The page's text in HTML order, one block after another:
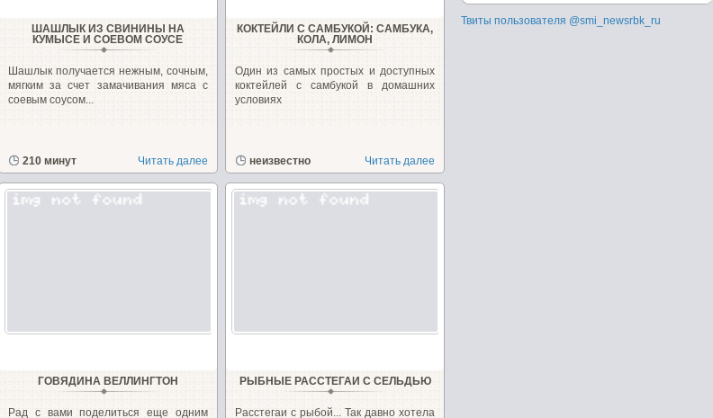
ШАШЛЫК ИЗ СВИНИНЫ НА
КУМЫСЕ И СОЕВОМ СОУСЕ
Шашлык получается нежным, сочным,
мягким за счет замачивания мяса с
соевым соусом...
210 минут Читать далее
КОКТЕЙЛИ С САМБУКОЙ: САМБУКА,
КОЛА, ЛИМОН
Один из самых простых и доступных
коктейлей с самбукой в домашних
условиях
неизвестно Читать далее
ГОВЯДИНА ВЕЛЛИНГТОН
Рад с вами поделиться еще одним
РЫБНЫЕ РАССТЕГАИ С СЕЛЬДЬЮ
Расстегаи с рыбой... Так давно хотела
Твиты пользователя @smi_newsrbk_ru